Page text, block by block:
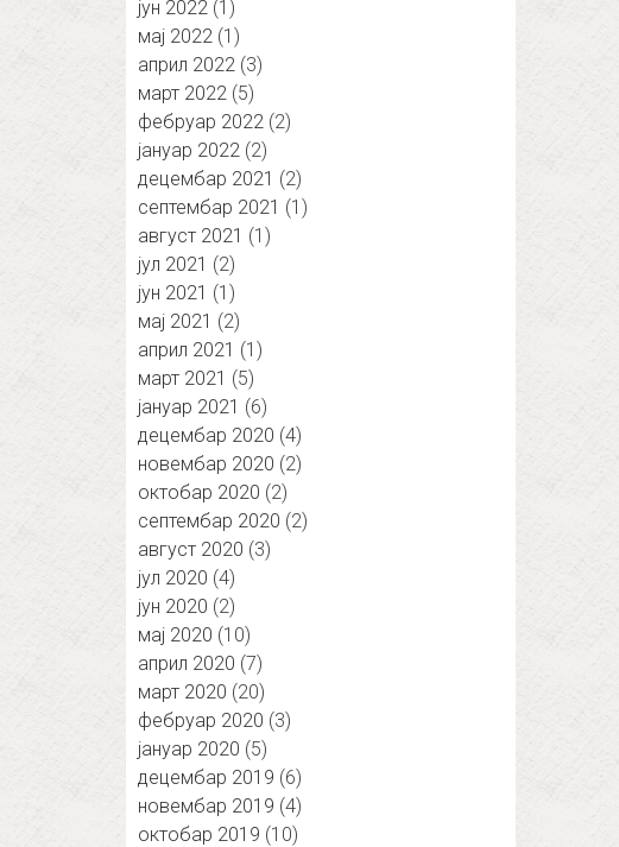
јун 2022 (1)
мај 2022 (1)
април 2022 (3)
март 2022 (5)
фебруар 2022 (2)
јануар 2022 (2)
децембар 2021 (2)
септембар 2021 (1)
август 2021 (1)
јул 2021 (2)
јун 2021 (1)
мај 2021 (2)
април 2021 (1)
март 2021 (5)
јануар 2021 (6)
децембар 2020 (4)
новембар 2020 (2)
октобар 2020 (2)
септембар 2020 (2)
август 2020 (3)
јул 2020 (4)
јун 2020 (2)
мај 2020 (10)
април 2020 (7)
март 2020 (20)
фебруар 2020 (3)
јануар 2020 (5)
децембар 2019 (6)
новембар 2019 (4)
октобар 2019 (10)